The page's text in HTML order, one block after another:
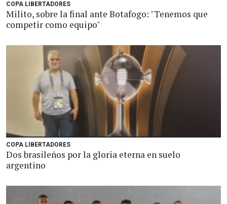
COPA LIBERTADORES
Milito, sobre la final ante Botafogo: "Tenemos que
competir como equipo"
COPA LIBERTADORES
Dos brasileños por la gloria eterna en suelo
argentino